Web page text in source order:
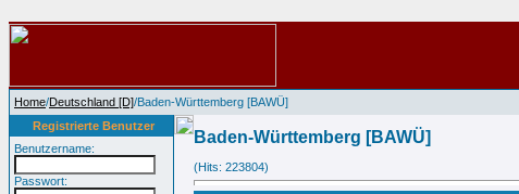
Home/Deutschland [D]/Baden-Württemberg [BAWÜ]
Registrierte Benutzer
Benutzername:
Passwort:
Baden-Württemberg [BAWÜ]
(Hits: 223804)